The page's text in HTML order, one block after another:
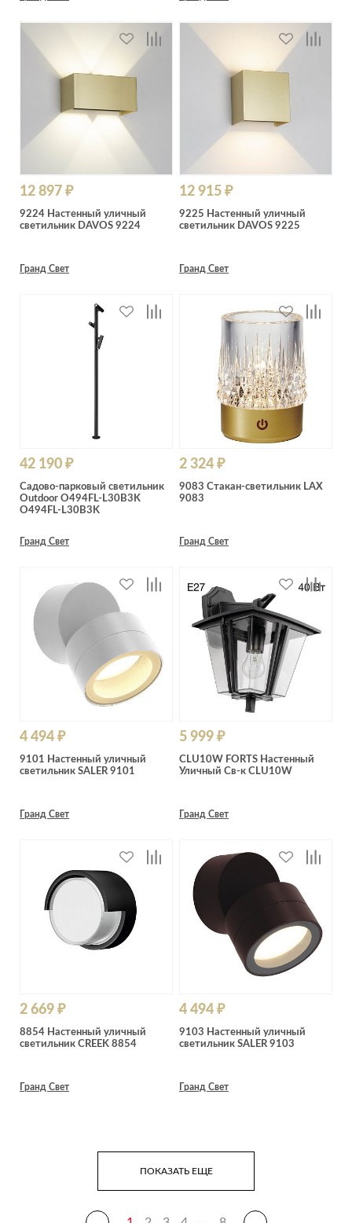
12 897 ₽
9224 Настенный уличный
светильник DAVOS 9224
Гранд Свет
12 915 ₽
9225 Настенный уличный
светильник DAVOS 9225
Гранд Свет
42 190 ₽
Садово-парковый светильник
Outdoor O494FL-L30B3K
O494FL-L30B3K
Гранд Свет
2 324 ₽
9083 Стакан-светильник LAX
9083
Гранд Свет
4 494 ₽
9101 Настенный уличный
светильник SALER 9101
Гранд Свет
5 999 ₽
CLU10W FORTS Настенный
Уличный Св-к CLU10W
Гранд Свет
2 669 ₽
8854 Настенный уличный
светильник CREEK 8854
Гранд Свет
4 494 ₽
9103 Настенный уличный
светильник SALER 9103
Гранд Свет
ПОКАЗАТЬ ЕЩЕ